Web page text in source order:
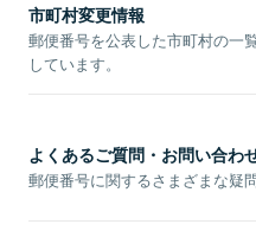
市町村変更情報
郵便番号を公表した市町村の一
しています。
よくあるご質問・お問い合わ
郵便番号に関するさまざまな疑